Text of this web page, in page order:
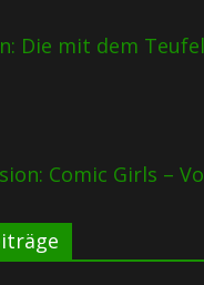
Die mit dem
Comic Girls –